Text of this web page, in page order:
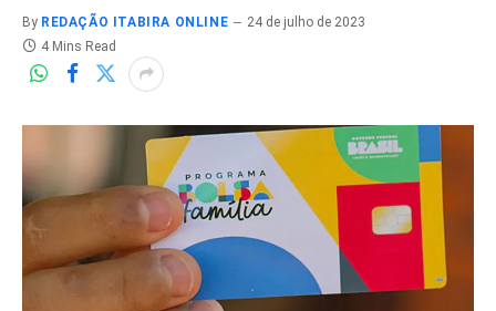
By REDAÇÃO ITABIRA ONLINE
24 de julho de 2023
4 Mins Read